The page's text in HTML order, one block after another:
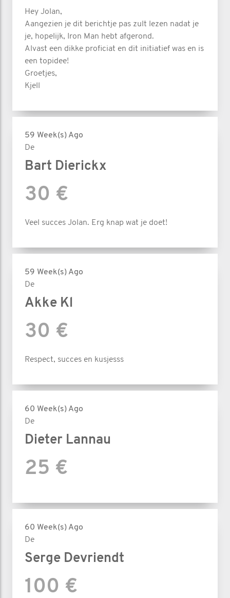
Delen mag zeker!
Merci alvast iedereen!
P.S.: Al het materiaal, inschrijvingsgeld
en de verplaatsing zal NIET met jullie
mijn rekening!!
Hey Jolan,
Aangezien je dit berichtje pas zult lezen nadat je
je, hopelijk, Iron Man hebt afgerond.
Alvast een dikke proficiat en dit initiatief was en is
een topidee!
Groetjes,
Kjell
59 Week(s) Ago
De
Bart Dierickx
30 €
Veel succes Jolan. Erg knap wat je doet!
59 Week(s) Ago
De
Akke Kl
30 €
Respect, succes en kusjesss
60 Week(s) Ago
De
Dieter Lannau
25 €
60 Week(s) Ago
De
Serge Devriendt
100 €